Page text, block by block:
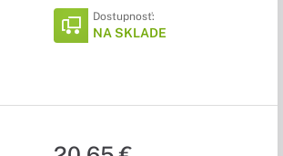
Dostupnosť:
NA SKLADE